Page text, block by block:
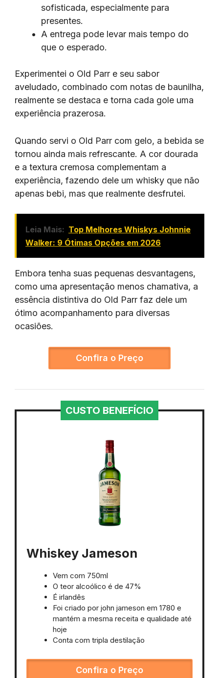
sofisticada, especialmente para
presentes.
A entrega pode levar mais tempo do
que o esperado.
Experimentei o Old Parr e seu sabor
aveludado, combinado com notas de baunilha,
realmente se destaca e torna cada gole uma
experiência prazerosa.
Quando servi o Old Parr com gelo, a bebida se
tornou ainda mais refrescante. A cor dourada
e a textura cremosa complementam a
experiência, fazendo dele um whisky que não
apenas bebi, mas que realmente desfrutei.
Leia Mais: Top Melhores Whiskys Johnnie
Walker: 9 Ótimas Opções em 2026
Embora tenha suas pequenas desvantagens,
como uma apresentação menos chamativa, a
essência distintiva do Old Parr faz dele um
ótimo acompanhamento para diversas
ocasiões.
Confira o Preço
CUSTO BENEFÍCIO
Whiskey Jameson
Vem com 750ml
O teor alcoólico é de 47%
É irlandês
Foi criado por john jameson em 1780 e
mantém a mesma receita e qualidade até
hoje
Conta com tripla destilação
Confira o Preço